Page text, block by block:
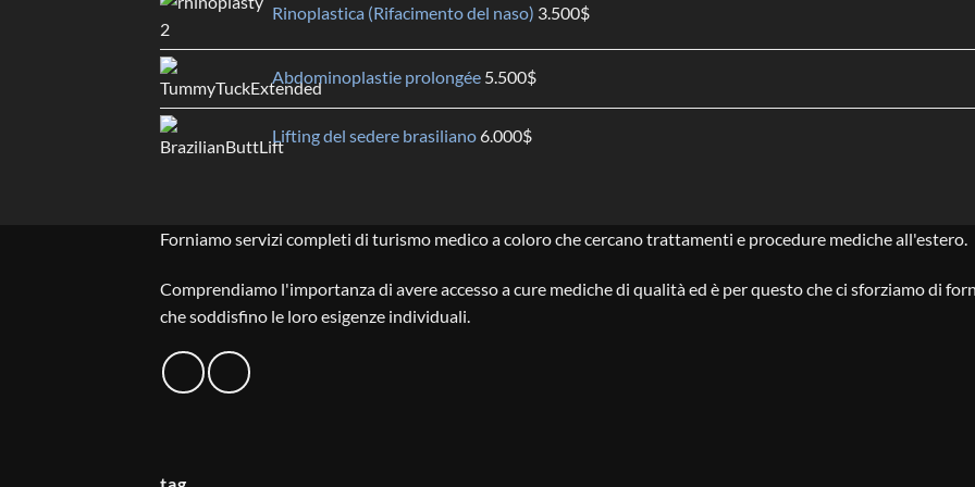
Rinoplastica (Rifacimento del naso) 3.500$
Abdominoplastie prolongée 5.500$
Lifting del sedere brasiliano6.000$
Forniamo servizi completi di turismo medico a coloro che cercano trattamenti e procedure mediche all'estero.
Comprendiamo l'importanza di avere accesso a cure mediche di qualità ed è per questo che ci sforziamo di
che soddisfino le loro esigenze individuali.
tag